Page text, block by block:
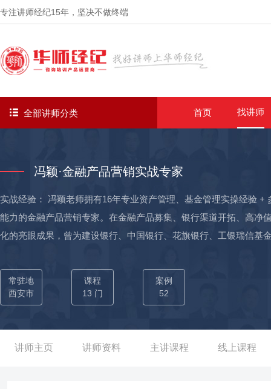
专注讲师经纪15年 ，坚决不做终端
全部讲师分类 首页 找讲师
冯颖·金融产品营销实战专家
实战经验： 冯颖老师拥有16年专业资产管理、基金管理实操经验
能力的金融产品营销专家。在金融产品募集、银行渠道开拓、高净
化的亮眼成果，曾为建设银行、中国银行、花旗银行、工银瑞信基
公司私募股权基金设立，实现实缴资金3亿元，成功落地2000万投
规模突破百亿元，创下单笔销售公募基金2.7亿元的个人亮眼业绩
经验深厚，拓渠与提效能力双优 1）渠道覆盖：累计服务建行、中
定投、销售技巧、市场分析等，累计赋能数千名银行理财经理、
常驻地
西安市
课程
13 门
案例
52
讲师主页 讲师资料 主讲课程 线上课程